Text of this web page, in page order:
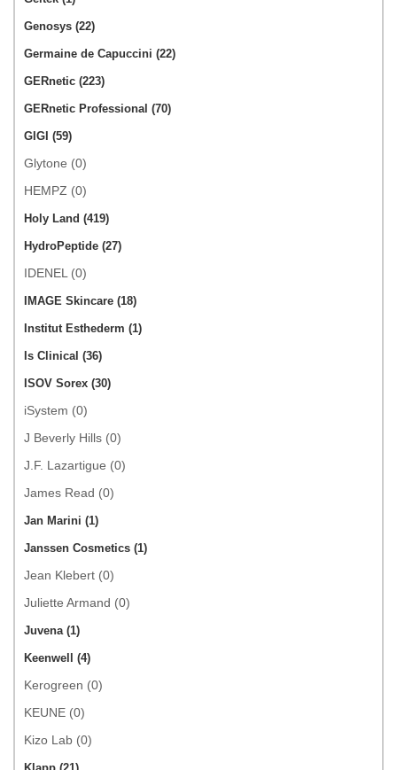
Genosys (22)
Germaine de Capuccini (22)
GERnetic (223)
GERnetic Professional (70)
GIGI (59)
Glytone (0)
HEMPZ (0)
Holy Land (419)
HydroPeptide (27)
IDENEL (0)
IMAGE Skincare (18)
Institut Esthederm (1)
Is Clinical (36)
ISOV Sorex (30)
iSystem (0)
J Beverly Hills (0)
J.F. Lazartigue (0)
James Read (0)
Jan Marini (1)
Janssen Cosmetics (1)
Jean Klebert (0)
Juliette Armand (0)
Juvena (1)
Keenwell (4)
Kerogreen (0)
KEUNE (0)
Kizo Lab (0)